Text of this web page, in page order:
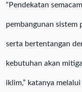
“Pendekatan
pembangunan sistem
serta bertentangan
kebutuhan akan
iklim,” katanya